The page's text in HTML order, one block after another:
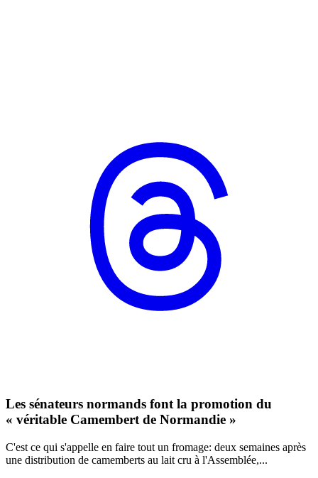
Les sénateurs normands font la promotion du
« véritable Camembert de Normandie »
C'est ce qui s'appelle en faire tout un fromage: deux semaines après
une distribution de camemberts au lait cru à l'Assemblée,...